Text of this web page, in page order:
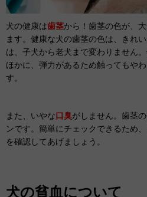
犬の健康は歯茎から！歯茎の色が、
ます。健康な犬の歯茎の色は、きれ
は、子犬から老犬まで変わりません
ほかに、弾力があるため触ってもや
す。
また、いやな口臭がしません。歯茎
ンです。簡単にチェックできるため
を確認してあげましょう。
犬の貧血について